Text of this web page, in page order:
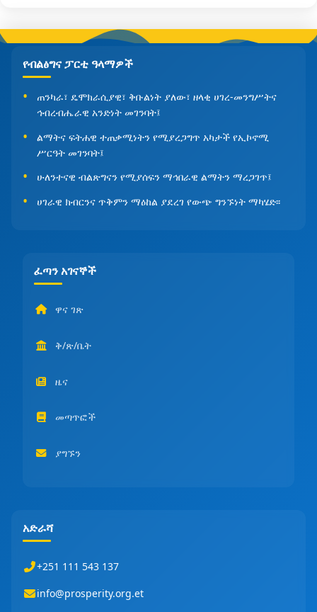
የብልፅግና ፓርቲ ዓላማዎች
ጠንካራ፣ ዴሞክራሲያዊ፣ ቅቡልነት ያለው፣ ዘላቂ ሀገረ-መንግሥትና
ኅብረብሔራዊ አንድነት መገንባት፤
ልማትና ፍትሐዊ ተጠቃሚነትን የሚያረጋግጥ አካታች የኢኮኖሚ
ሥርዓት መገንባት፤
ሁለንተናዊ ብልጽግናን የሚያሰፍን ማኅበራዊ ልማትን ማረጋገጥ፤
ሀገራዊ ክብርንና ጥቅምን ማዕከል ያደረገ የውጭ ግንኙነት ማካሄድ፡፡
ፈጣን አገናኞች
ዋና ገጽ
ቅ/ጽ/ቤት
ዜና
መጣጥፎች
ያግኙን
አድራሻ
+251 111 543 137
info@prosperity.org.et